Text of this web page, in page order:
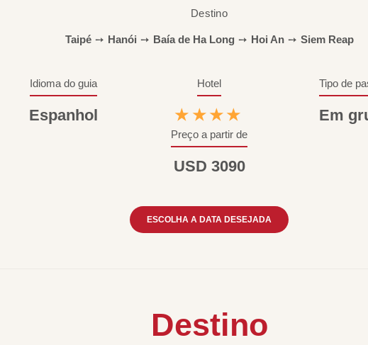
Destino
Taipé ➙ Hanói ➙ Baía de Ha Long ➙ Hoi An ➙ Siem Reap
Idioma do guia
Espanhol
Hotel
★★★★
Tipo de
Em
Preço a partir de
USD 3090
ESCOLHA A DATA DESEJADA
Destino